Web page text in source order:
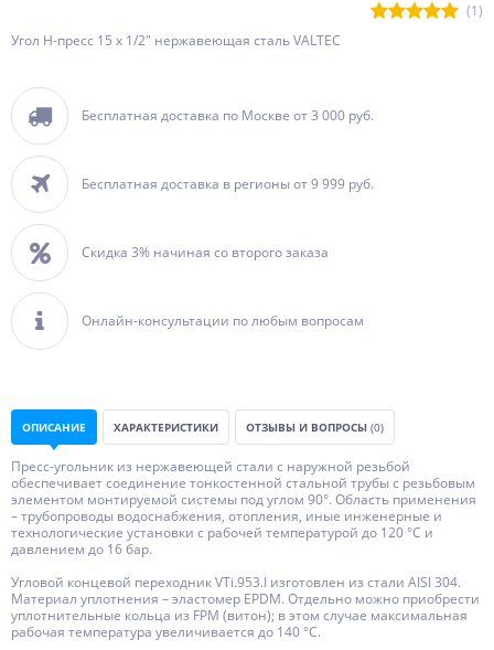
(1)
Угол H-пресс 15 х 1/2" нержавеющая сталь VALTEC
Бесплатная доставка по Москве от 3 000 руб.
Бесплатная доставка в регионы от 9 999 руб.
Скидка 3% начиная со второго заказа
Онлайн-консультации по любым вопросам
ОПИСАНИЕ ХАРАКТЕРИСТИКИ ОТЗЫВЫ И ВОПРОСЫ (0)
Пресс-угольник из нержавеющей стали с наружной резьбой
обеспечивает соединение тонкостенной стальной трубы с резьбовым
элементом монтируемой системы под углом 90°. Область применения
– трубопроводы водоснабжения, отопления, иные инженерные и
технологические установки с рабочей температурой до 120 °С и
давлением до 16 бар.
Угловой концевой переходник VTi.953.I изготовлен из стали AISI 304.
Материал уплотнения – эластомер EPDM. Отдельно можно приобрести
уплотнительные кольца из FPM (витон); в этом случае максимальная
рабочая температура увеличивается до 140 °С.